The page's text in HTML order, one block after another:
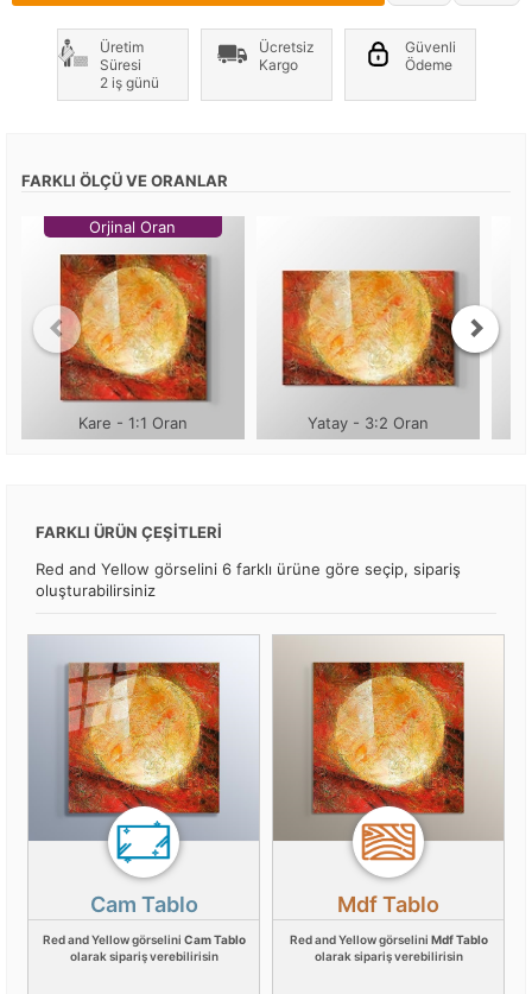
Üretim
Süresi
2 iş günü
Ücretsiz
Kargo
Güvenli
Ödeme
FARKLI ÖLÇÜ VE ORANLAR
Orjinal Oran
Kare - 1:1 Oran Yatay - 3:2 Oran
FARKLI ÜRÜN ÇEŞİTLERİ
Red and Yellow görselini 6 farklı ürüne göre seçip, sipariş
oluşturabilirsiniz
Cam Tablo
Red and Yellow görselini Cam Tablo
olarak sipariş verebilirisin
Mdf Tablo
Red and Yellow görselini Mdf Tablo
olarak sipariş verebilirisin